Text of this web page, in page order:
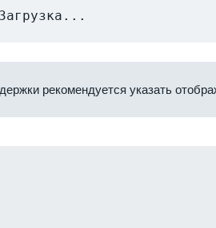
Загрузка...
рекомендуется указать